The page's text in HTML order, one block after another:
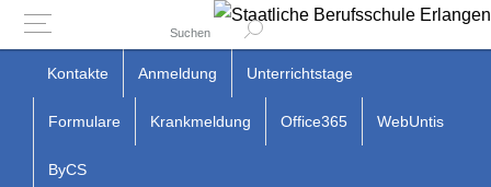
springen
Kontakte Anmeldung Unterrichtstage
Formulare Krankmeldung Office365 WebUntis
ByCS
Suchen